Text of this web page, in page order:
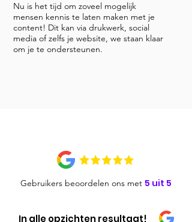
Nu is het tijd om zoveel mogelijk
mensen kennis te laten maken met je
content! Dit kan via drukwerk, social
media of zelfs je website, we staan klaar
om je te ondersteunen.
Gebruikers beoordelen ons met 5 uit 5
In alle opzichten resultaat!